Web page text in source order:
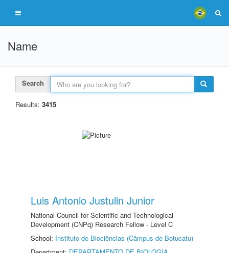
Name
Search
Results: 3415
Luis Antonio Justulin Junior
National Council for Scientific and Technological
Development (CNPq) Research Fellow - Level C
School: Instituto de Biociências (Câmpus de Botucatu)